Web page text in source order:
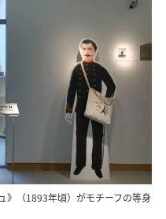
》（1893年頃）がモチーフの等身